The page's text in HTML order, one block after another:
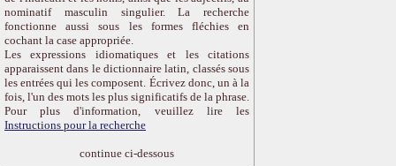
nominatif masculin singulier. La recherche
fonctionne aussi sous les formes fléchies en
cochant la case appropriée.
Les expressions idiomatiques et les citations
apparaissent dans le dictionnaire latin, classés sous
les entrées qui les composent. Écrivez donc, un à la
fois, l'un des mots les plus significatifs de la phrase.
Pour plus d'information, veuillez lire les
Instructions pour la recherche
continue ci-dessous